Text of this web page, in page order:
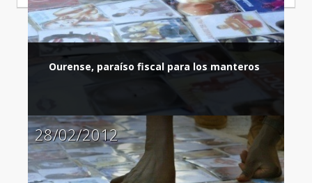
Ourense, paraíso fiscal para los manteros
28/02/2012